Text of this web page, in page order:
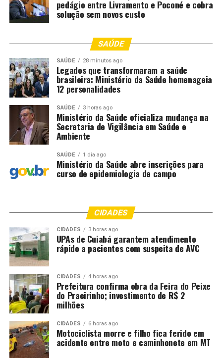
pedágio entre Livramento e Poconé e cobra
solução sem novos custo
SAÚDE
SAÚDE 28 minutos ago
Legados que transformaram a saúde
brasileira: Ministério da Saúde homenageia
12 personalidades
SAÚDE 3 horas ago
Ministério da Saúde oficializa mudança na
Secretaria de Vigilância em Saúde e
Ambiente
SAÚDE 1 dia ago
Ministério da Saúde abre inscrições para
curso de epidemiologia de campo
CIDADES
CIDADES 3 horas ago
UPAs de Cuiabá garantem atendimento
rápido a pacientes com suspeita de AVC
CIDADES 4 horas ago
Prefeitura confirma obra da Feira do Peixe
do Praeirinho; investimento de R$ 2
milhões
CIDADES 6 horas ago
Motociclista morre e filho fica ferido em
acidente entre moto e caminhonete em MT